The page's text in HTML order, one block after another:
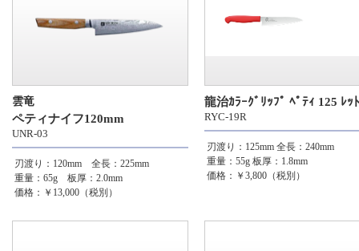
雲竜
ペティナイフ120mm
UNR-03
刃渡り：120mm 全長：225mm
重量：65g 板厚：2.0mm
価格：￥13,000（税別）
龍治ｶﾗｰｸﾞﾘｯﾌﾟ ﾍﾟﾃｨ 125 ﾚｯ
RYC-19R
刃渡り：125mm 全長：240mm
重量：55g 板厚：1.8mm
価格：￥3,800（税別）